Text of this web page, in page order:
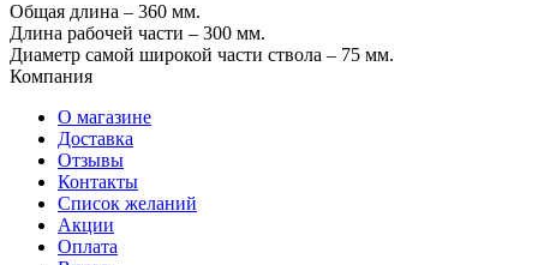
Общая длина – 360 мм.
Длина рабочей части – 300 мм.
Диаметр самой широкой части ствола – 75 мм.
Компания
О магазине
Доставка
Отзывы
Контакты
Список желаний
Акции
Оплата